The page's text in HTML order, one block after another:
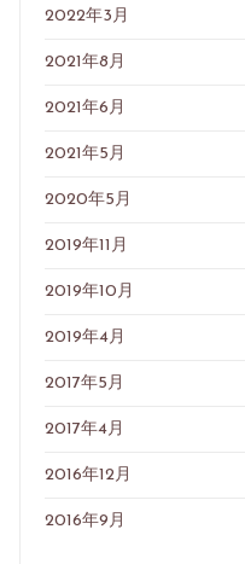
2022年3月
2021年8月
2021年6月
2021年5月
2020年5月
2019年11月
2019年10月
2019年4月
2017年5月
2017年4月
2016年12月
2016年9月